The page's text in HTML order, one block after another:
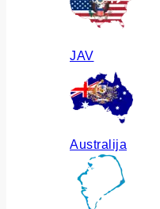
JAV
Australija